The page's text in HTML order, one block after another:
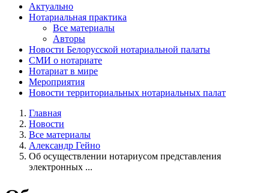
Актуально
Нотариальная практика
Все материалы
Авторы
Новости Белорусской нотариальной палаты
СМИ о нотариате
Нотариат в мире
Мероприятия
Новости территориальных нотариальных палат
Главная
Новости
Все материалы
Александр Гейно
Об осуществлении нотариусом представления
электронных ...